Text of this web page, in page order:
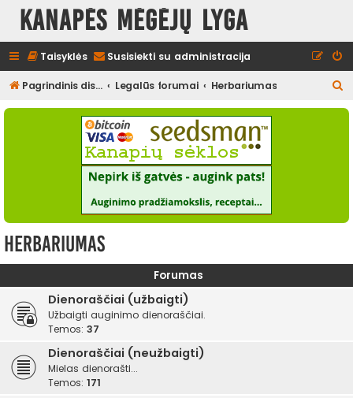
Kanapės mėgėjų lyga
Taisyklės Susisiekti su administracija
Pagrindinis diskusijų puslapis Legalūs forumai Herbariumas
e
Herbariumas
Forumas
Dienoraščiai (užbaigti)
Užbaigti auginimo dienoraščiai.
Temos: 37
Dienoraščiai (neužbaigti)
Mielas dienorašti...
Temos: 171